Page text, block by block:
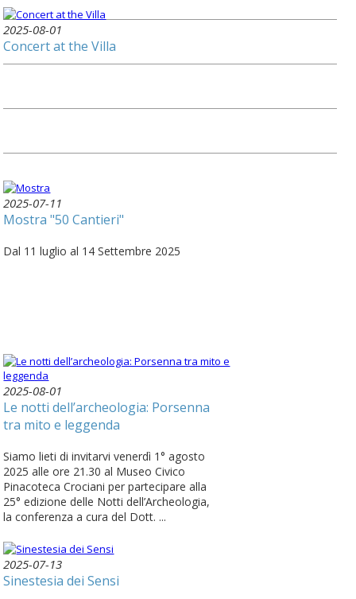
2025-08-01
Concert at the Villa
2025-07-11
Mostra "50 Cantieri"
Dal 11 luglio al 14 Settembre 2025
2025-08-01
Le notti dell’archeologia: Porsenna
tra mito e leggenda
Siamo lieti di invitarvi venerdì 1° agosto
2025 alle ore 21.30 al Museo Civico
Pinacoteca Crociani per partecipare alla
25° edizione delle Notti dell’Archeologia,
la conferenza a cura del Dott. ...
2025-07-13
Sinestesia dei Sensi